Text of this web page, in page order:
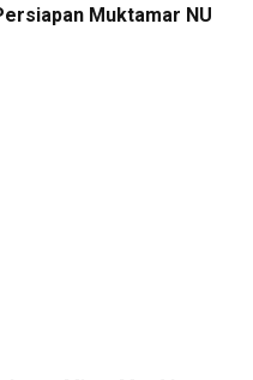
Muktamar NU